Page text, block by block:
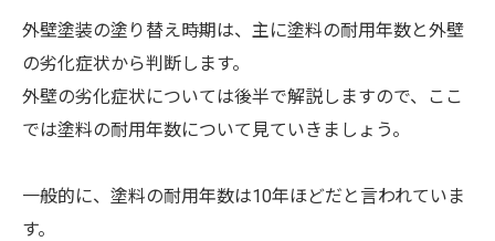
外壁塗装の塗り替え時期は、主に塗料の耐用年数と外壁
の劣化症状から判断します。
外壁の劣化症状については後半で解説しますので、ここ
では塗料の耐用年数について見ていきましょう。
一般的に、塗料の耐用年数は10年ほどだと言われていま
す。